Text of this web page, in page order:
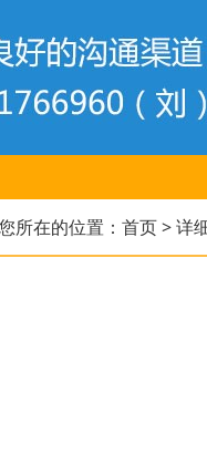
所在的位置： 首页> 详